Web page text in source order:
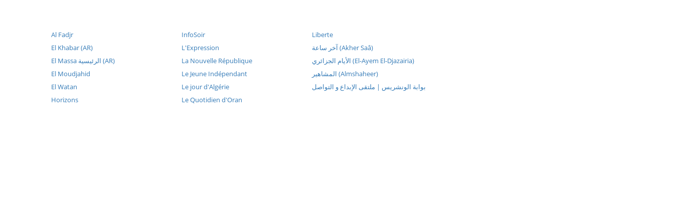
Al Fadjr
El Khabar (AR)
El Massa الرئيسية (AR)
El Moudjahid
El Watan
Horizons
InfoSoir
L'Expression
La Nouvelle République
Le Jeune Indépendant
Le jour d'Algérie
Le Quotidien d'Oran
Liberte
آخر ساعة (Akher Saâ)
الأيام الجزائري (El-Ayem El-Djazairia)
المشاهير (Almshaheer)
بوابة الونشريس | ملتقى الإبداع و التواصل